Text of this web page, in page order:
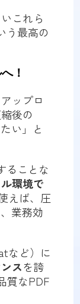
これら
う最高の
！
ップロ
後の
い」と
ることな
環境で
えば、圧
業務効
など）に
スを誇
質なPDF